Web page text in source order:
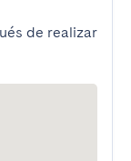
de realizar